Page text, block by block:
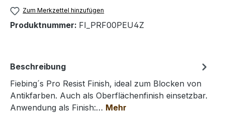
Zum Merkzettel hinzufügen
Produktnummer: FI_PRF00PEU4Z
Beschreibung
Fiebing´s Pro Resist Finish, ideal zum Blocken von
Antikfarben. Auch als Oberflächenfinish einsetzbar.
Anwendung als Finish:… Mehr